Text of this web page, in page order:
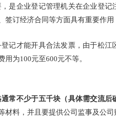
是企业登记管理机关在企业登
订经济合同等方面具有重要作用
记才能开具合法发票，由于松江
为100元至600元不等。
常不少于五千块（具体需交流后
材料，并且要提供公司监事及公